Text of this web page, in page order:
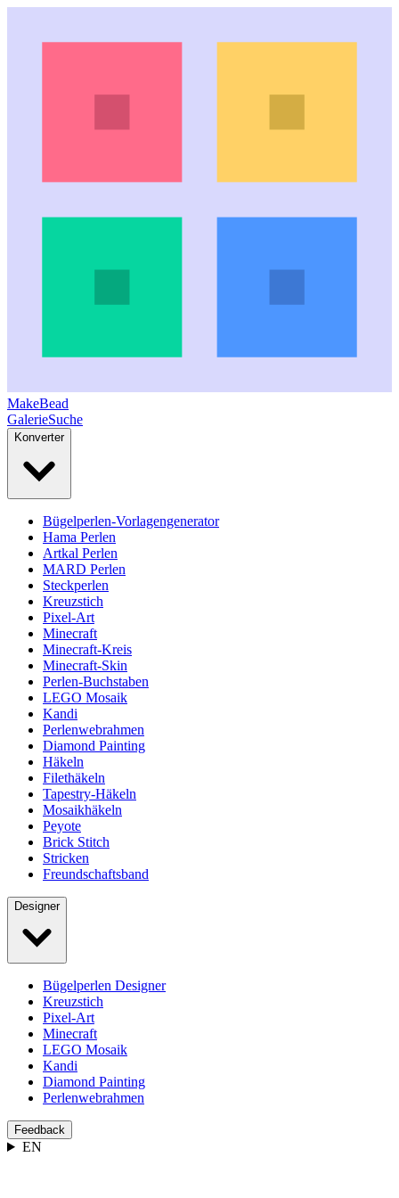
MakeBead
GalerieSuche
Konverter
Bügelperlen-Vorlagengenerator
Hama Perlen
Artkal Perlen
MARD Perlen
Steckperlen
Kreuzstich
Pixel-Art
Minecraft
Minecraft-Kreis
Minecraft-Skin
Perlen-Buchstaben
LEGO Mosaik
Kandi
Perlenwebrahmen
Diamond Painting
Häkeln
Filethäkeln
Tapestry-Häkeln
Mosaikhäkeln
Peyote
Brick Stitch
Stricken
Freundschaftsband
Designer
Bügelperlen Designer
Kreuzstich
Pixel-Art
Minecraft
LEGO Mosaik
Kandi
Diamond Painting
Perlenwebrahmen
Feedback
EN